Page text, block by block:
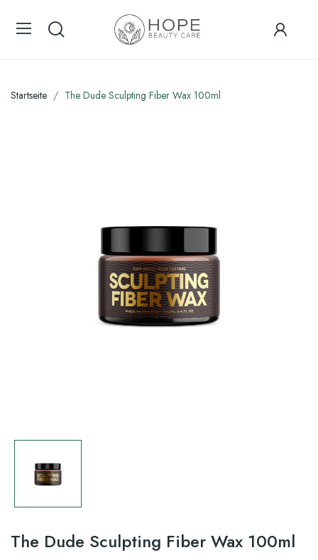
Startseite The Dude Sculpting Fiber Wax 100ml
The Dude Sculpting Fiber Wax 100ml